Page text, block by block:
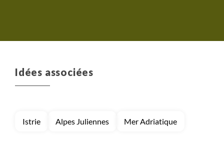
Idées associées
Istrie Alpes Juliennes Mer Adriatique